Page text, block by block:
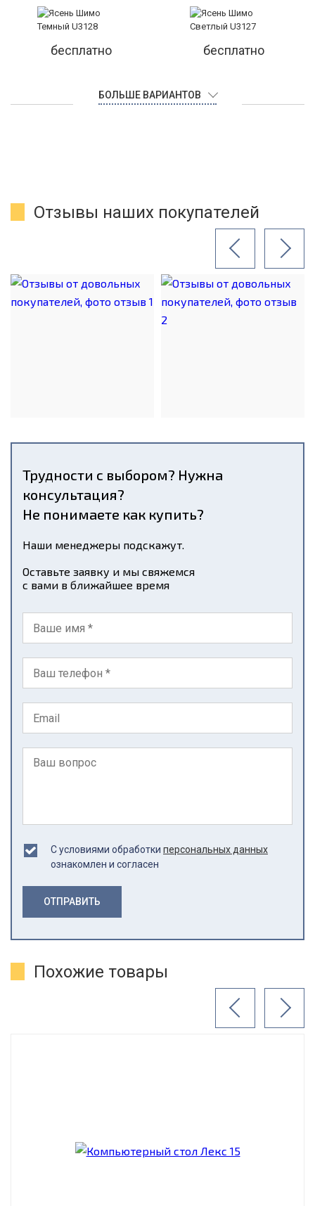
бесплатно бесплатно
БОЛЬШЕ ВАРИАНТОВ
Отзывы наших покупателей
Трудности с выбором? Нужна
консультация?
Не понимаете как купить?
Наши менеджеры подскажут.
Оставьте заявку и мы свяжемся
с вами в ближайшее время
С условиями обработки персональных данных
ознакомлен и согласен
ОТПРАВИТЬ
Похожие товары